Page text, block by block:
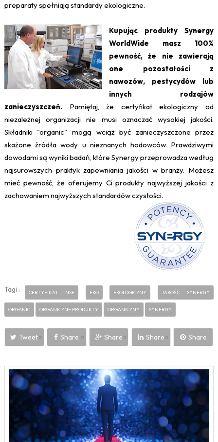
preparaty spełniają standardy ekologiczne.
Kupując produkty Synergy
WorldWide masz 100%
pewność, że nie zawierają
one pozostałości z
nawozów, pestycydów lub
innych rodzajów
zanieczyszczeń.Pamiętaj, że certyfikat ekologiczny od
niezależnej organizacji nie musi oznaczać wysokiej jakości.
Składniki "organic" mogą wciąż być zanieczyszczone przez
skażone źródła wody u nieznanych hodowców. Prawdziwymi
dowodami są wyniki badań, które Synergy przeprowadza według
najsurowszych praktyk zapewniania jakości w branży. Możesz
mieć pewność, że oferujemy Ci produkty najwyższej jakości z
zachowaniem najwyższych standardów czystości.
Tagi : CERTYFIKAT NSF EKO EKOLOGICZNY JAKOŚĆ SYNERGY
ORGANIC ORGANICZNE PRODUKTY ORGANICZNY SYNERGY
Tweet Share Share Share Share